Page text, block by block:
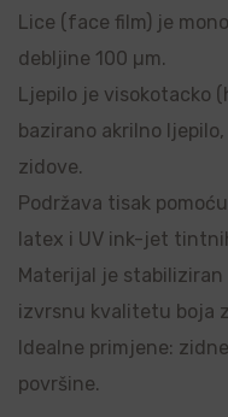
Lice (face film) je
debljine 100 µm.
Ljepilo je visokotacko
bazirano akrilno
zidove.
Podržava tisak
latex i UV ink-jet
Materijal je
izvrsnu kvalitetu boja
Idealne primjene:
površine.